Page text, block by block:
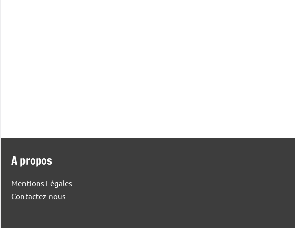
A propos
Mentions Légales
Contactez-nous